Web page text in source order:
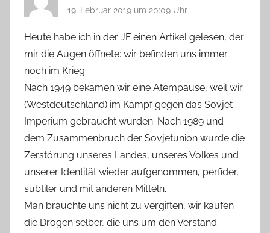
19. Februar 2019 um 20:09 Uhr
Heute habe ich in der JF einen Artikel gelesen, der
mir die Augen öffnete: wir befinden uns immer
noch im Krieg.
Nach 1949 bekamen wir eine Atempause, weil wir
(Westdeutschland) im Kampf gegen das Sovjet-
Imperium gebraucht wurden. Nach 1989 und
dem Zusammenbruch der Sovjetunion wurde die
Zerstörung unseres Landes, unseres Volkes und
unserer Identität wieder aufgenommen, perfider,
subtiler und mit anderen Mitteln.
Man brauchte uns nicht zu vergiften, wir kaufen
die Drogen selber, die uns um den Verstand